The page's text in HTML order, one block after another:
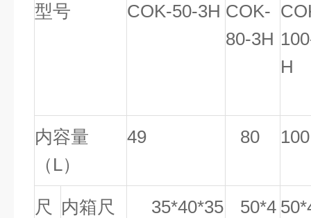
型号
COK-50-3H COK-
80-3H
H
内容量
（L）
49 80 100
尺 内箱尺
35*40*35 50*4